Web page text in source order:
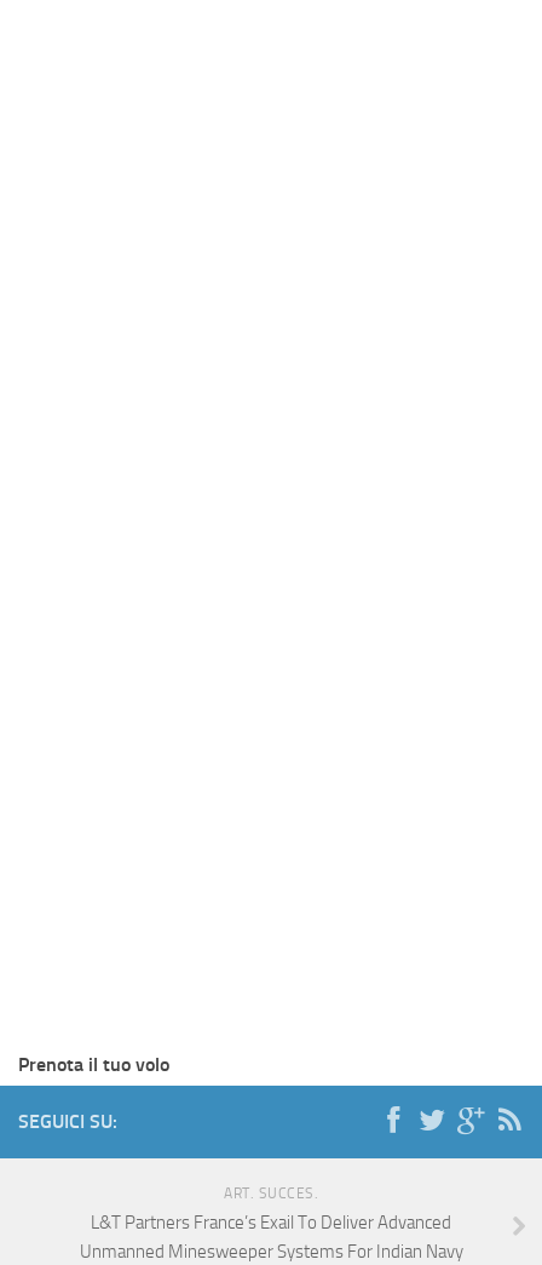
Prenota il tuo volo
SEGUICI SU:
ART. SUCCES.
L&T Partners France’s Exail To Deliver Advanced
Unmanned Minesweeper Systems For Indian Navy